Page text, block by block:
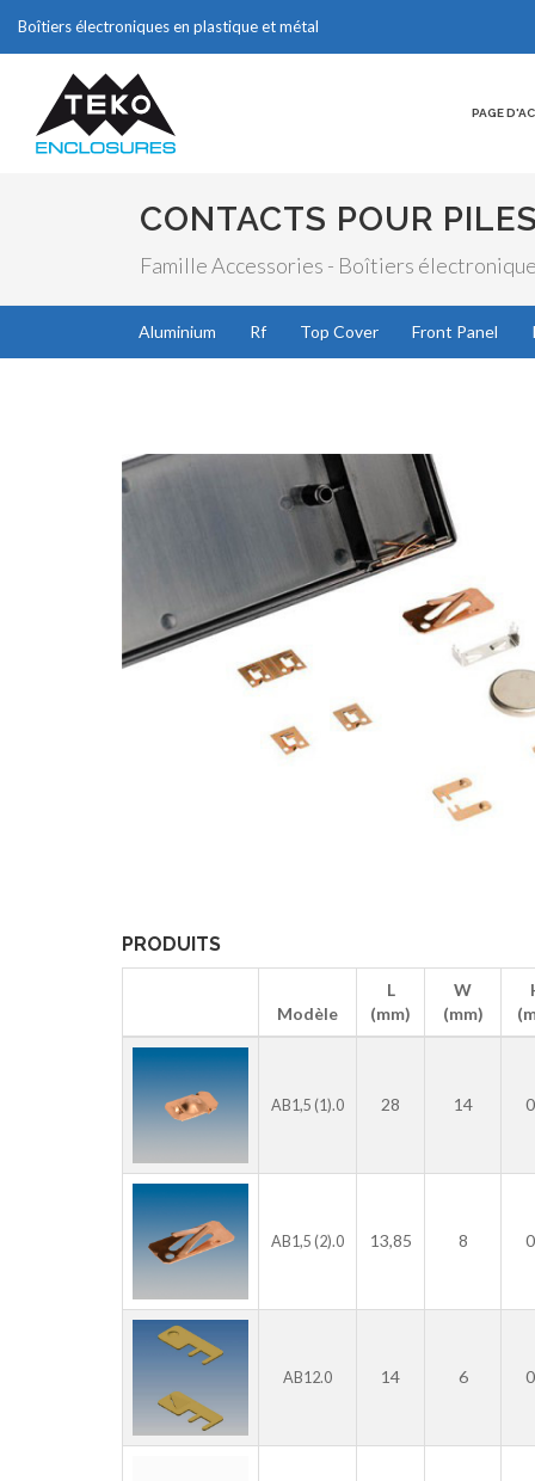
Boîtiers électroniques en plastique et métal
PAGE
CONTACTS POUR
Famille Accessories - Boîtiers
Aluminium Rf Top Cover Front Panel
PRODUITS
Modèle
L
(mm)
W
(mm)
AB1,5 (1).0 28 14
AB1,5 (2).0 13,85 8
AB12.0 14 6